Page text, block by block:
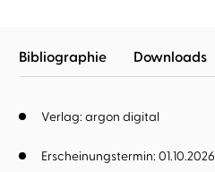
Bibliographie Downloads
Verlag: argon digital
Erscheinungstermin: 01.10.2026